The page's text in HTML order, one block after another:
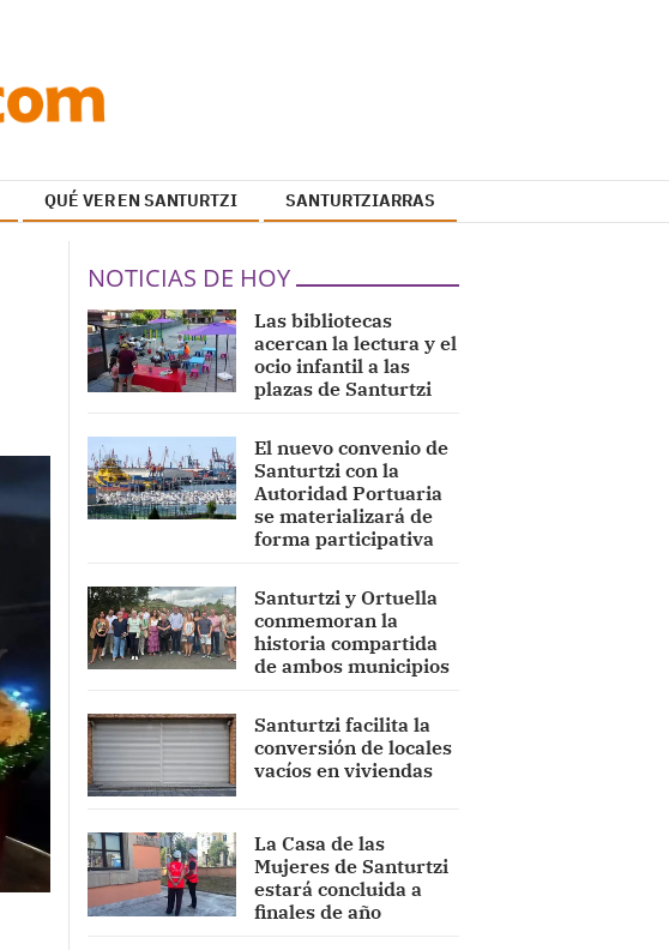
QUÉ VER EN SANTURTZI SANTURTZIARRAS
NOTICIAS DE HOY
Las bibliotecas
acercan la lectura y el
ocio infantil a las
plazas de Santurtzi
El nuevo convenio de
Santurtzi con la
Autoridad Portuaria
se materializará de
forma participativa
Santurtzi y Ortuella
conmemoran la
historia compartida
de ambos municipios
Santurtzi facilita la
conversión de locales
vacíos en viviendas
La Casa de las
Mujeres de Santurtzi
estará concluida a
finales de año